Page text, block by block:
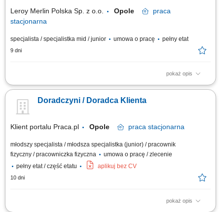
Leroy Merlin Polska Sp. z o.o. Opole
praca
stacjonarna
specjalista / specjalistka mid / junior umowa o pracę pełny etat
9 dni
pokaż opis
Co będziesz robić? Twój start z Buddym: przez pierwsze 4 miesiące
wsparciu opiekuna wdrożenia i zespołu, Aktywna sprzedaż i doradztwo:
będziesz sprzedawać i doradzać klientom w wyborze najlepszych
Doradczyni / Doradca Klienta
Klient portalu Praca.pl Opole praca stacjonarna
młodszy specjalista / młodsza specjalistka (junior) / pracownik
fizyczny / pracowniczka fizyczna
umowa o pracę / zlecenie
pełny etat / część etatu
aplikuj bez CV
10 dni
pokaż opis